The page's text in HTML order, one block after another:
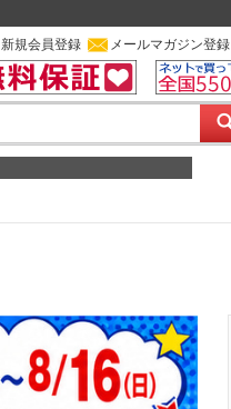
新規会員登録 メールマガジン登録